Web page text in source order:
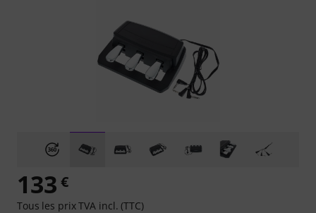
133 €
Tous les prix TVA incl. (TTC)